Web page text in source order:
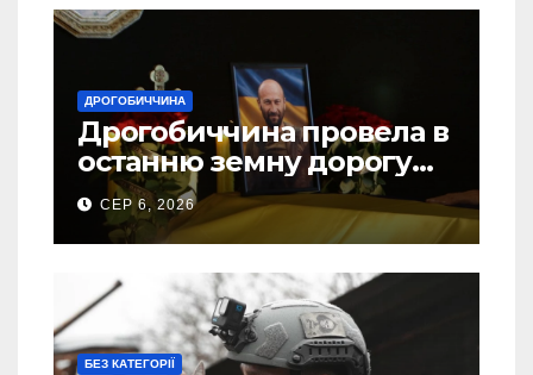
ДРОГОБИЧЧИНА
Дрогобиччина провела в
останню земну дорогу
свого Захисника – Олега
Торського
СЕР 6, 2026
БЕЗ КАТЕГОРІЇ